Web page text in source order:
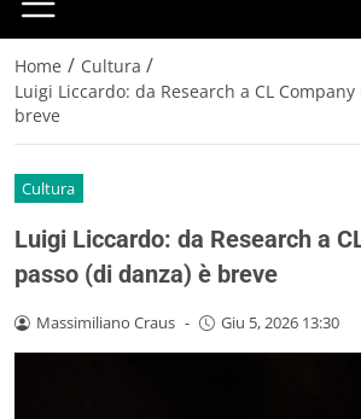
Home / Cultura /
Luigi Liccardo: da Research a CL
breve
Cultura
Luigi Liccardo: da Research a
passo (di danza) è breve
Massimiliano Craus - Giu 5, 2026 13:30